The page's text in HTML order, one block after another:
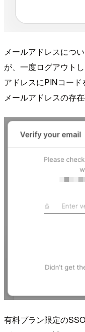
メールアドレスにつ
が、一度ログアウト
アドレスにPINコード
メールアドレスの存
有料プラン限定の